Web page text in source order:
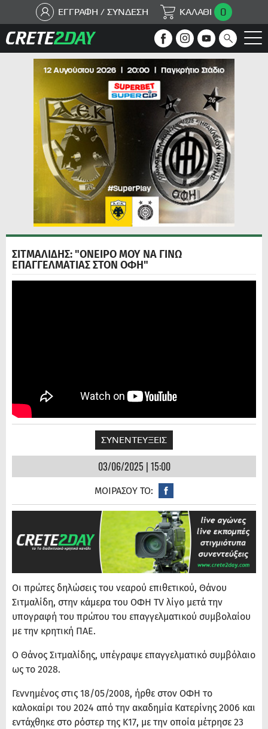
ΕΓΓΡΑΦΗ / ΣΥΝΔΕΣΗ ΚΑΛΑΘΙ 0
ΣΙΤΜΑΛΙΔΗΣ: "ΟΝΕΙΡΟ ΜΟΥ ΝΑ ΓΙΝΩ
ΕΠΑΓΓΕΛΜΑΤΙΑΣ ΣΤΟΝ ΟΦΗ"
ΣΥΝΕΝΤΕΥΞΕΙΣ
03/06/2025 | 15:00
ΜΟΙΡΑΣΟΥ ΤΟ:
Οι πρώτες δηλώσεις του νεαρού επιθετικού, Θάνου
Σιτμαλίδη, στην κάμερα του ΟΦΗ TV λίγο μετά την
υπογραφή του πρώτου του επαγγελματικού συμβολαίου
με την κρητική ΠΑΕ.
Ο Θάνος Σιτμαλίδης, υπέγραψε επαγγελματικό συμβόλαιο
ως το 2028.
Γεννημένος στις 18/05/2008, ήρθε στον ΟΦΗ το
καλοκαίρι του 2024 από την ακαδημία Κατερίνης 2006 και
εντάχθηκε στο ρόστερ της Κ17, με την οποία μέτρησε 23